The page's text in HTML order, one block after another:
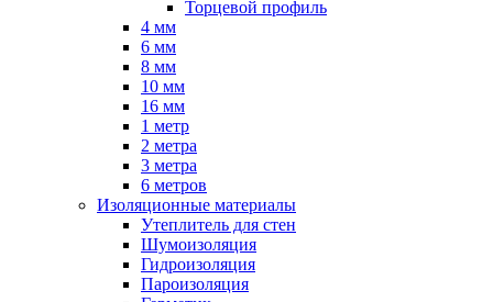
Торцевой профиль
4 мм
6 мм
8 мм
10 мм
16 мм
1 метр
2 метра
3 метра
6 метров
Изоляционные материалы
Утеплитель для стен
Шумоизоляция
Гидроизоляция
Пароизоляция